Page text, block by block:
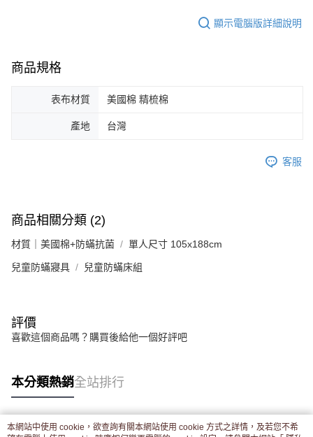
顯示電腦版詳細說明
商品規格
表布材質 美國棉 精梳棉
產地 台灣
客服
商品相關分類 (2)
材質｜美國棉+防蟎抗菌 單人尺寸 105x188cm
兒童防蟎寢具 兒童防蟎床組
評價
喜歡這個商品嗎？購買後給他一個好評吧
本分類熱銷全站排行
本網站中使用 cookie，欲查詢有關本網站使用 cookie 方式之詳情，及若您不希